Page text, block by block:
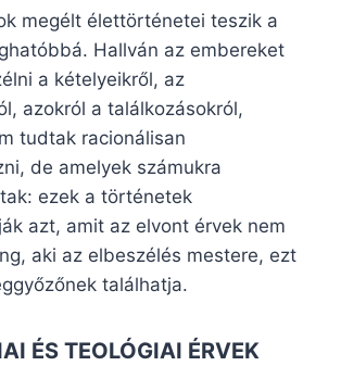
megélt élettörténetei teszik a
Hallván az embereket
a kételyeikről, az
azokról a találkozásokról,
tudtak racionálisan
de amelyek számukra
ezek a történetek
azt, amit az elvont érvek nem
aki az elbeszélés mestere, ezt
találhatja.
ÉS TEOLÓGIAI ÉRVEK